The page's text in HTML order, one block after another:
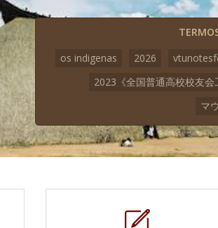
os indigenas
2026
2023《全国普通高校校友
マ